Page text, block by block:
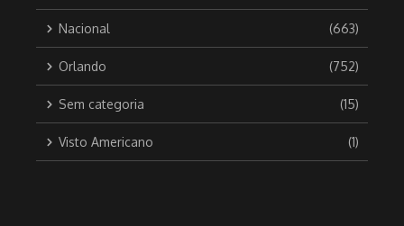
Nacional (663)
Orlando (752)
Sem categoria (15)
Visto Americano (1)